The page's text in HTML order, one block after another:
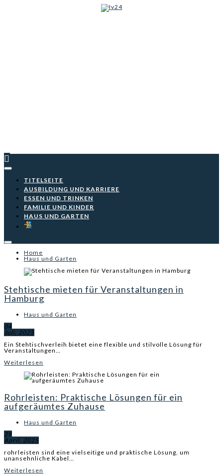
Iv24
TITELSEITE
AUSBILDUNG UND KARRIERE
ESSEN UND TRINKEN
FAMILIE UND KINDER
HAUS UND GARTEN
Home
Haus und Garten
Stehtische mieten für Veranstaltungen in
Hamburg
Haus und Garten
04
Juli, 2025
Ein Stehtischverleih bietet eine flexible und stilvolle Lösung für
Veranstaltungen…
Weiterlesen
Rohrleisten: Praktische Lösungen für ein
aufgeräumtes Zuhause
Haus und Garten
29
April, 2025
rohrleisten sind eine vielseitige und praktische Lösung, um
unansehnliche Kabel…
Weiterlesen